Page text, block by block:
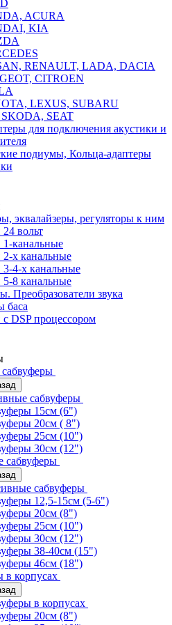
ACURA
KIA
RENAULT, LADA, DACIA
CITROEN
LEXUS, SUBARU
SEAT
для подключения акустики и
подиумы, Кольца-адаптеры
эквалайзеры, регуляторы к ним
вольт
1-канальные
2-х канальные
3-4-х канальные
5-8 канальные
Преобразователи звука
баса
DSP процессором
сабвуферы
15см (6")
20см ( 8")
25см (10")
30см (12")
сабвуферы
сабвуферы
12,5-15см (5-6")
20см (8")
25см (10")
30см (12")
38-40см (15")
46см (18")
в корпусах
в корпусах
20см (8")